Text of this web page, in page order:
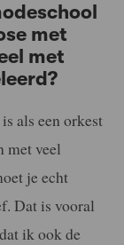
met
met
als een orkest
met veel
je echt
Dat is vooral
ik ook de